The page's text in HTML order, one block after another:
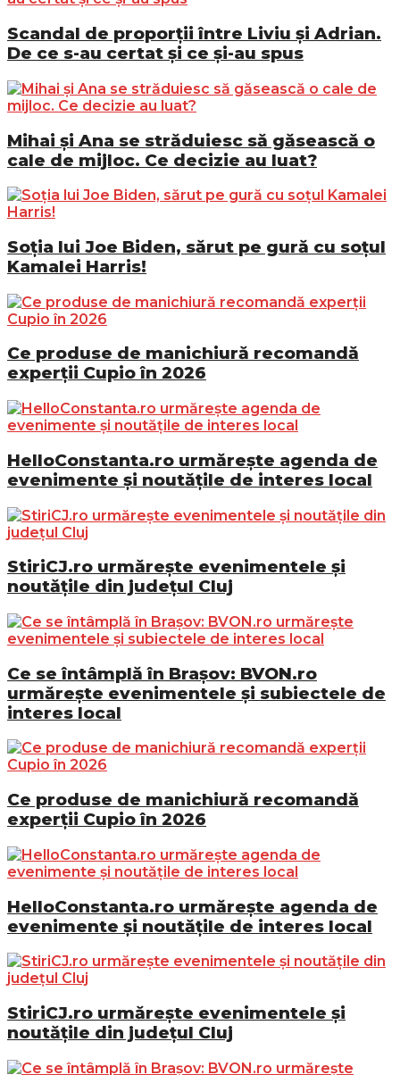
Scandal de proporții între Liviu și Adrian.
De ce s-au certat și ce și-au spus
Mihai și Ana se străduiesc să găsească o
cale de mijloc. Ce decizie au luat?
Soția lui Joe Biden, sărut pe gură cu soțul
Kamalei Harris!
Ce produse de manichiură recomandă
experții Cupio în 2026
HelloConstanta.ro urmărește agenda de
evenimente și noutățile de interes local
StiriCJ.ro urmărește evenimentele și
noutățile din județul Cluj
Ce se întâmplă în Brașov: BVON.ro
urmărește evenimentele și subiectele de
interes local
Ce produse de manichiură recomandă
experții Cupio în 2026
HelloConstanta.ro urmărește agenda de
evenimente și noutățile de interes local
StiriCJ.ro urmărește evenimentele și
noutățile din județul Cluj